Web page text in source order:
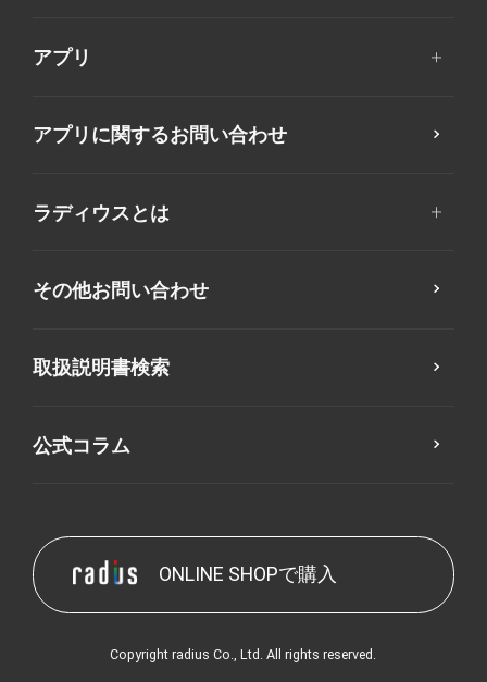
アプリ
アプリに関するお問い合わせ
ラディウスとは
その他お問い合わせ
取扱説明書検索
公式コラム
ONLINE SHOPで購入
Copyright radius Co., Ltd. All rights reserved.